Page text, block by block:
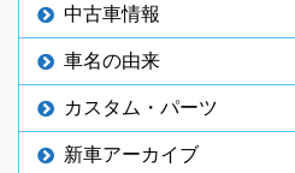
中古車情報
車名の由来
カスタム・パーツ
新車アーカイブ